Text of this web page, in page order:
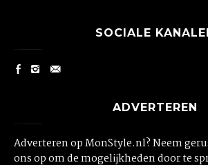
SOCIALE
ADVERTEREN
Adverteren op MonStyle.nl? Neem
ons op om de mogelijkheden door te